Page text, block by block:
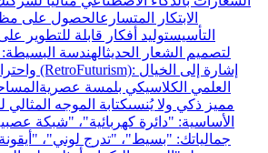
الابتكار المتسارعالحصول على
التأسيستوليد أفكار قابلة للتطوير
لتصميم الشعار الحديثالهندسة البسيطة:
العلمي الكلاسيكي بلمسة عصرية
مميز ذكي ولا يُنسىكتابة الموجه المثالي
الأساسية: "دائرة كهربائية"، "شبكة
جمالياتك: "بسيط"، "تدرج لوني"، "أيقونة